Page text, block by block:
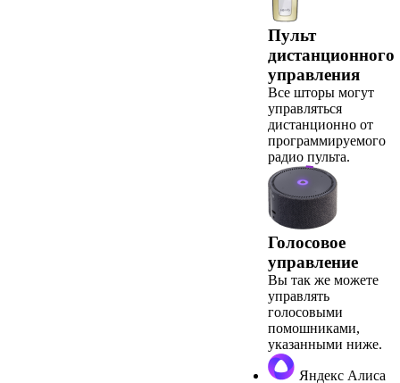
Пульт
дистанционного
управления
Все шторы могут
управляться
дистанционно от
программируемого
радио пульта.
Голосовое
управление
Вы так же можете
управлять
голосовыми
помошниками,
указанными ниже.
Яндекс Алиса